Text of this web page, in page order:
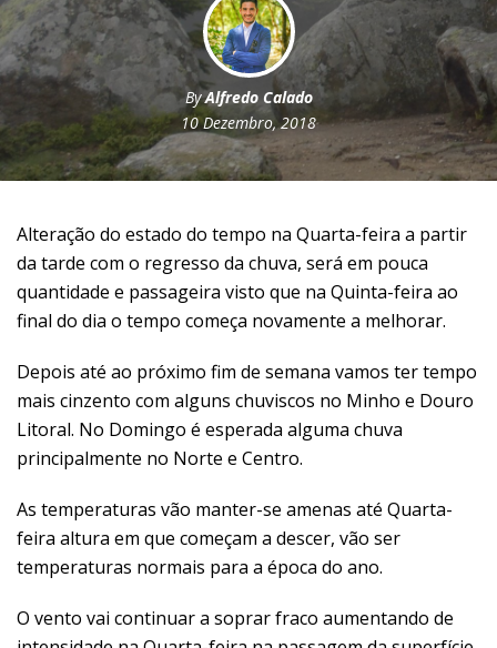
ByAlfredo Calado
10 Dezembro, 2018
Alteração do estado do tempo na Quarta-feira a partir
da tarde com o regresso da chuva, será em pouca
quantidade e passageira visto que na Quinta-feira ao
final do dia o tempo começa novamente a melhorar.
Depois até ao próximo fim de semana vamos ter tempo
mais cinzento com alguns chuviscos no Minho e Douro
Litoral. No Domingo é esperada alguma chuva
principalmente no Norte e Centro.
As temperaturas vão manter-se amenas até Quarta-
feira altura em que começam a descer, vão ser
temperaturas normais para a época do ano.
O vento vai continuar a soprar fraco aumentando de